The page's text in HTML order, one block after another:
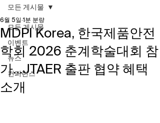
모든 게시물
이벤트
뉴스
컨퍼런스
모든 게시물
MDPI Korea, 한국제품안전
학회 2026 춘계학술대회 참
가…JTAER 출판 협약 혜택
소개
6월 5일 1분 분량